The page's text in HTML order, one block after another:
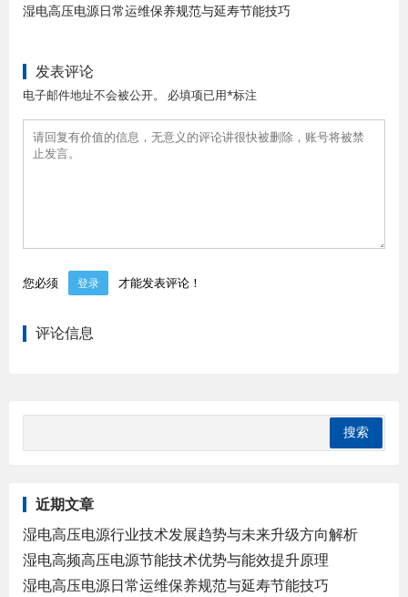
湿电高压电源日常运维保养规范与延寿节能技巧
发表评论
电子邮件地址不会被公开。 必填项已用*标注
您必须 登录 才能发表评论！
评论信息
近期文章
湿电高压电源行业技术发展趋势与未来升级方向解析
湿电高频高压电源节能技术优势与能效提升原理
湿电高压电源日常运维保养规范与延寿节能技巧